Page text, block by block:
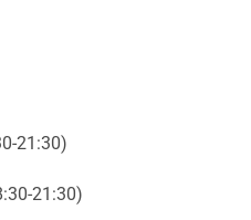
21:30)
21:30)